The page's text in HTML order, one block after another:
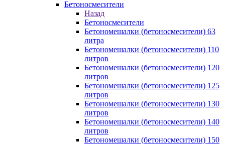
Бетоносмесители
Назад
Бетоносмесители
Бетономешалки (бетоносмесители) 63
литра
Бетономешалки (бетоносмесители) 110
литров
Бетономешалки (бетоносмесители) 120
литров
Бетономешалки (бетоносмесители) 125
литров
Бетономешалки (бетоносмесители) 130
литров
Бетономешалки (бетоносмесители) 140
литров
Бетономешалки (бетоносмесители) 150